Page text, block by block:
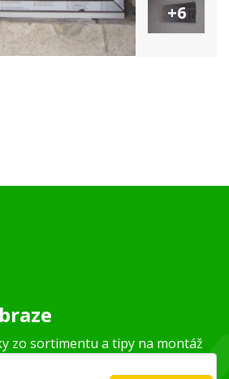
+6
zo sortimentu a tipy na montáž